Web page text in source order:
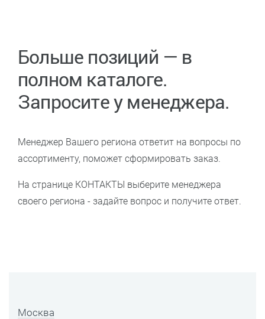
Больше позиций — в
полном каталоге.
Запросите у менеджера.
Менеджер Вашего региона ответит на вопросы по
ассортименту, поможет сформировать заказ.
На странице КОНТАКТЫ выберите менеджера
своего региона - задайте вопрос и получите ответ.
Москва